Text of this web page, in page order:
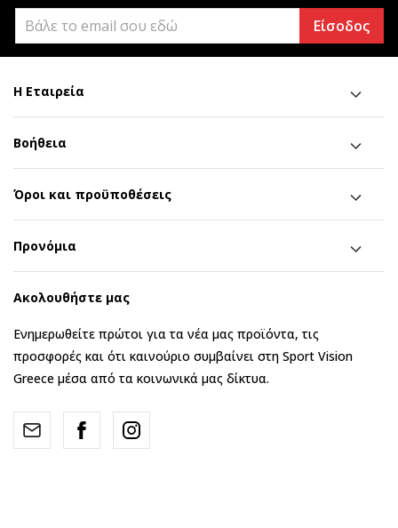
Είσοδος
Η Εταιρεία
Βοήθεια
Όροι και προϋποθέσεις
Προνόμια
Ακολουθήστε μας
Ενημερωθείτε πρώτοι για τα νέα μας προϊόντα, τις
προσφορές και ότι καινούριο συμβαίνει στη Sport Vision
Greece μέσα από τα κοινωνικά μας δίκτυα.